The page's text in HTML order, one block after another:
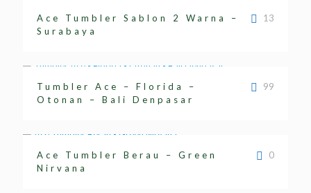
Ace Tumbler Sablon 2 Warna –
Surabaya
13
Tumbler Ace – Florida –
Otonan – Bali Denpasar
99
Ace Tumbler Berau – Green
Nirvana
0